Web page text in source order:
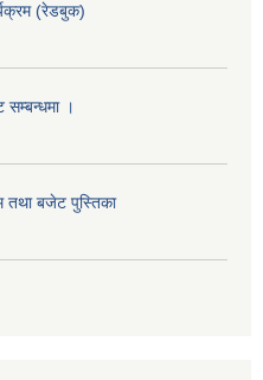
(रेडबुक)
।
तथा बजेट पुस्तिका